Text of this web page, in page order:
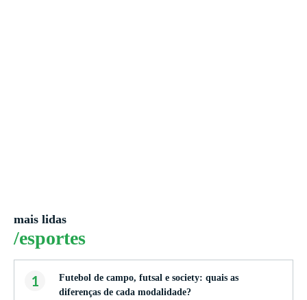
mais lidas
/esportes
1
Futebol de campo, futsal e society: quais as
diferenças de cada modalidade?